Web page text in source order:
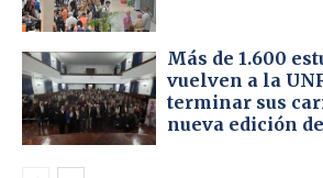
Más de 1.600
vuelven a la
terminar sus
nueva edición de